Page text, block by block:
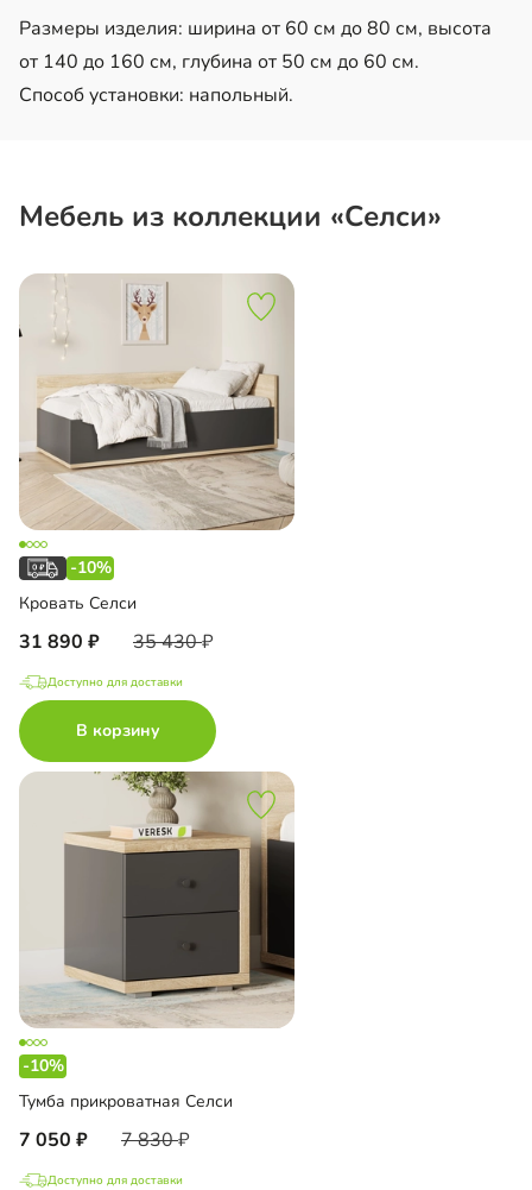
Размеры изделия: ширина от 60 см до 80 см, высота
от 140 до 160 см, глубина от 50 см до 60 см.
Способ установки: напольный.
Мебель из коллекции «Селси»
-10%
Кровать Селси
31 890 35 430
Доступно для доставки
В корзину
-10%
Тумба прикроватная Селси
7 050 7 830
Доступно для доставки